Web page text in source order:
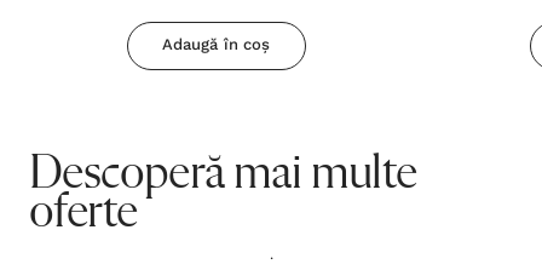
Adaugă în coș
Descoperă mai multe
oferte
.